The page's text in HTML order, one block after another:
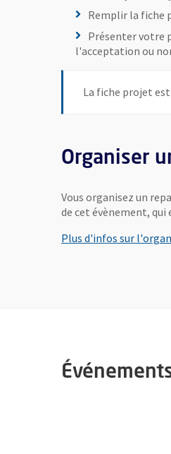
Remplir la fiche
Présenter votre
l'acceptation ou
La fiche projet
Organiser
Vous organisez un
de cet évènement, qui
Plus d'infos sur